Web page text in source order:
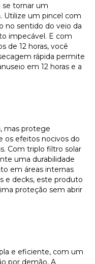
se tornar um
Utilize um pincel com
no sentido do veio da
impecável. E com
de 12 horas, você
rápida permite
em 12 horas e a
mas protege
os efeitos nocivos do
Com triplo filtro solar
uma durabilidade
em áreas internas
e decks, este produto
proteção sem abrir
e eficiente, com um
por demão. A